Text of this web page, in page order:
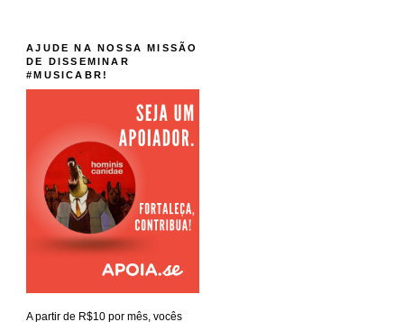
AJUDE NA NOSSA MISSÃO
DE DISSEMINAR
#MUSICABR!
A partir de R$10 por mês, vocês